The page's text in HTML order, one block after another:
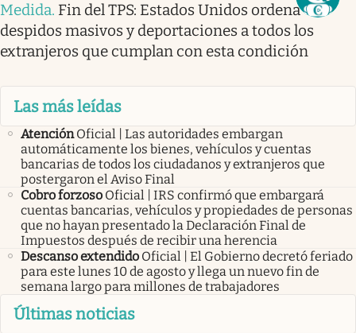
Medida. Fin del TPS: Estados Unidos ordena
despidos masivos y deportaciones a todos los
extranjeros que cumplan con esta condición
Las más leídas
Atención Oficial | Las autoridades embargan
automáticamente los bienes, vehículos y cuentas
bancarias de todos los ciudadanos y extranjeros que
postergaron el Aviso Final
Cobro forzoso Oficial | IRS confirmó que embargará
cuentas bancarias, vehículos y propiedades de personas
que no hayan presentado la Declaración Final de
Impuestos después de recibir una herencia
Descanso extendido Oficial | El Gobierno decretó feriado
para este lunes 10 de agosto y llega un nuevo fin de
semana largo para millones de trabajadores
Últimas noticias